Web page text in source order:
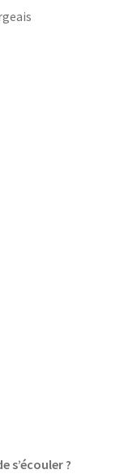
s’écouler ?